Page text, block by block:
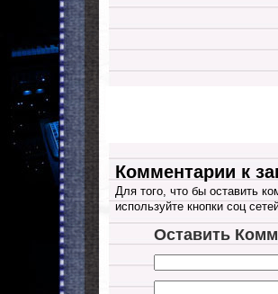
Комментарии к
Для того, что бы оставить
используйте кнопки соц
Оставить